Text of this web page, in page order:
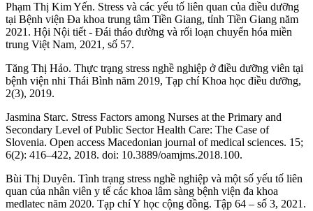
Phạm Thị Kim Yến. Stress và các yếu tố liên quan của điều dưỡng
tại Bệnh viện Đa khoa trung tâm Tiền Giang, tỉnh Tiền Giang năm
2021. Hội Nội tiết - Đái tháo đường và rối loạn chuyển hóa miền
trung Việt Nam, 2021, số 57.
Tăng Thị Hảo. Thực trạng stress nghề nghiệp ở điều dưỡng viên tại
bệnh viện nhi Thái Bình năm 2019, Tạp chí Khoa học điều dưỡng,
2(3), 2019.
Jasmina Starc. Stress Factors among Nurses at the Primary and
Secondary Level of Public Sector Health Care: The Case of
Slovenia. Open access Macedonian journal of medical sciences. 15;
6(2): 416–422, 2018. doi: 10.3889/oamjms.2018.100.
Bùi Thị Duyên. Tình trạng stress nghề nghiệp và một số yếu tố liên
quan của nhân viên y tế các khoa lâm sàng bệnh viện đa khoa
medlatec năm 2020. Tạp chí Y học cộng đồng. Tập 64 – số 3, 2021.